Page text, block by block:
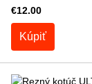
€12.00
Kúpiť